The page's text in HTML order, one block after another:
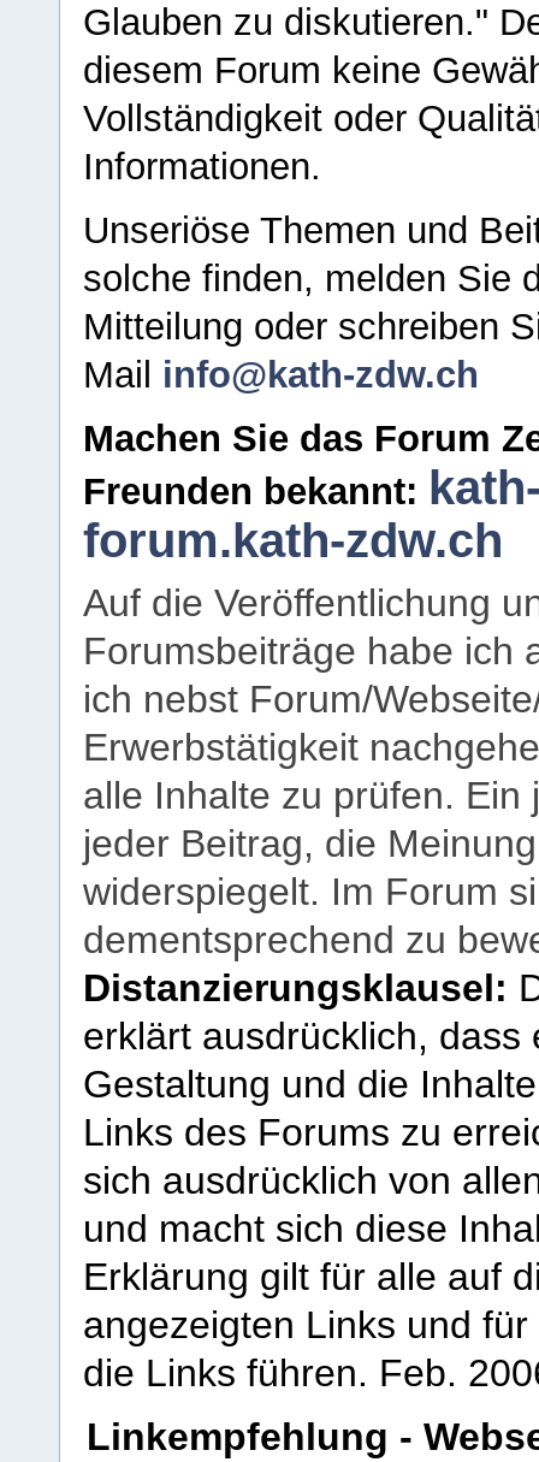
Glauben zu diskutieren."
diesem Forum keine
Vollständigkeit oder
Informationen.
Unseriöse Themen und
solche finden, melden Sie
Mitteilung oder schreiben
Mail info@kath-zdw.ch
Machen Sie das Forum
Freunden bekannt:
forum.kath-zdw.ch
Auf die Veröffentlichung
Forumsbeiträge habe ich
ich nebst Forum/
Erwerbstätigkeit
alle Inhalte zu prüfen.
jeder Beitrag, die
widerspiegelt. Im Forum
dementsprechend zu
Distanzierungsklausel:
erklärt ausdrücklich,
Gestaltung und die
Links des Forums zu
sich ausdrücklich von
und macht sich diese
Erklärung gilt für alle auf
angezeigten Links und
die Links führen. Feb.
Linkempfehlung -